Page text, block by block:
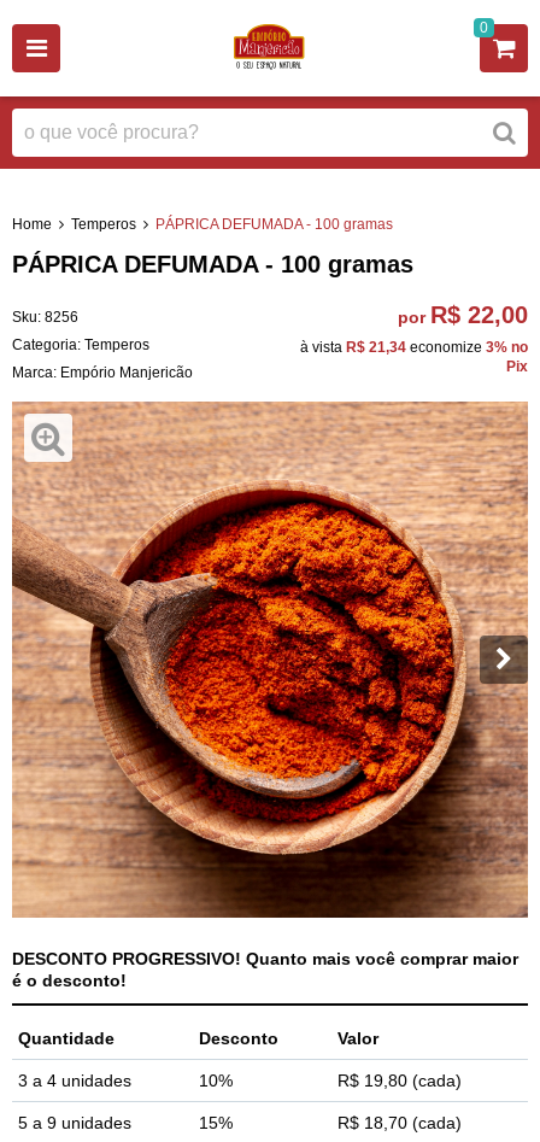
0
Home Temperos PÁPRICA DEFUMADA - 100 gramas
PÁPRICA DEFUMADA - 100 gramas
Sku: 8256
Categoria: Temperos
Marca: Empório Manjericão
por R$ 22,00
à vista R$ 21,34 economize 3% no
Pix
DESCONTO PROGRESSIVO! Quanto mais você comprar maior
é o desconto!
Quantidade Desconto Valor
3 a 4 unidades 10% R$ 19,80 (cada)
5 a 9 unidades 15% R$ 18,70 (cada)